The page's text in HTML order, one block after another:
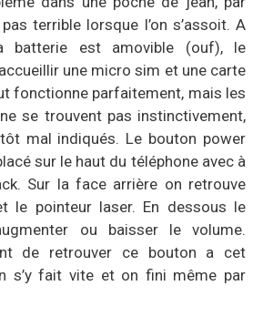
terrible lorsque l’on s’assoit. A
est amovible (ouf), le
une micro sim et une carte
fonctionne parfaitement, mais les
se trouvent pas instinctivement,
mal indiqués. Le bouton power
sur le haut du téléphone avec à
Sur la face arrière on retrouve
le pointeur laser. En dessous le
ou baisser le volume.
de retrouver ce bouton a cet
s’y fait vite et on fini même par